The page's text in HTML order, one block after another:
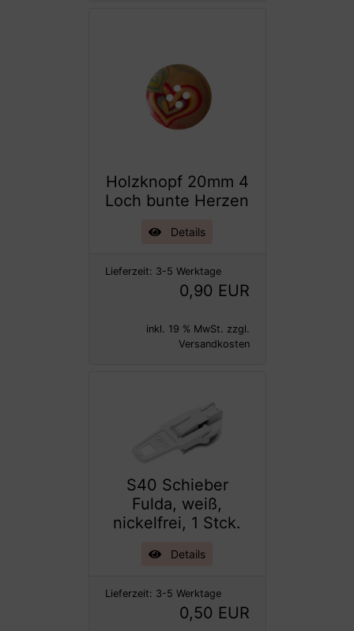
Holzknopf 20mm 4
Loch bunte Herzen
Details
Lieferzeit: 3-5 Werktage
0,90 EUR
inkl. 19 % MwSt. zzgl.
Versandkosten
S40 Schieber
Fulda, weiß,
nickelfrei, 1 Stck.
Details
Lieferzeit: 3-5 Werktage
0,50 EUR